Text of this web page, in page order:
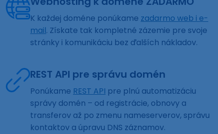
K každej doméne ponúkame zadarmo web i e-
mail. Získate tak kompletné zázemie pre svoje
stránky i komunikáciu bez ďalších nákladov.
REST API pre správu domén
Ponúkame REST API pre plnú automatizáciu
správy domén – od registrácie, obnovy a
transferov až po zmenu nameserverov, správu
kontaktov a úpravu DNS záznamov.